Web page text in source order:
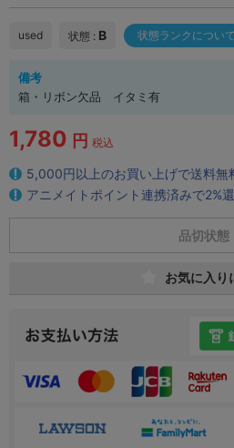
used 状態 : B 状態ランクについて
備考
箱・リボン欠品 イタミ有
1,780 円 税込
5,000円以上のお買い上げで送料無
アニメイトポイント連携済みで2%還
品切状態
お気に入り